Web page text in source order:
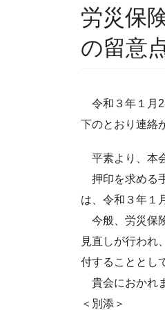
労災保
の留意
令和３年１月
下のとおり連絡
平素より、本
押印を求める
は、令和３年１
今般、労災保
見直しが行われ
付することとし
貴会におかれ
＜別添＞